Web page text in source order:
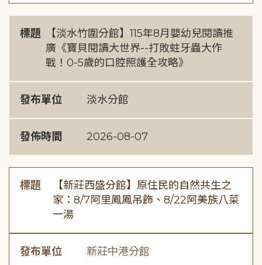
標題
【淡水竹圍分館】115年8月嬰幼兒閱讀推
廣《寶貝閱讀大世界--打敗蛀牙蟲大作
戰！0-5歲的口腔照護全攻略》
發布單位 淡水分館
發佈時間 2026-08-07
標題
【新莊西盛分館】原住民的自然共生之
家：8/7阿里鳳鳳吊飾、8/22阿美族八菜
一湯
發布單位 新莊中港分館